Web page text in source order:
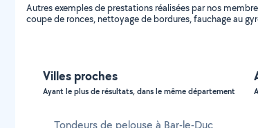
Autres exemples de prestations réalisées par nos
coupe de ronces, nettoyage de bordures, fauchage au
Villes proches
Ayant le plus de résultats, dans le même département
Tondeurs de pelouse à Bar-le-Duc